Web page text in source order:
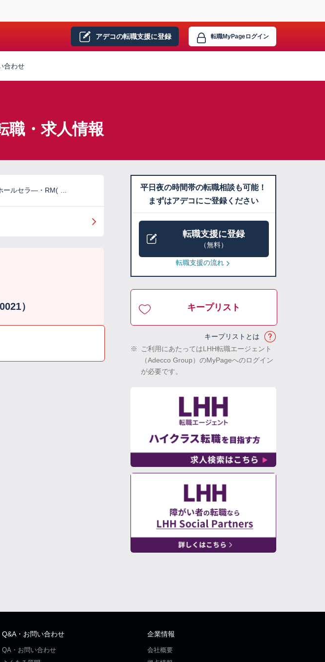
アデコの転職支援に登録 転職MyPageログイン
合わせ
職・求人情報
ールセラ―・RM( …
）
平日夜の時間帯の転職相談も可能！
まずはアデコにご登録ください
転職支援に登録
（無料）
転職支援の流れ
キープリスト
キープリストとは
※
ご利用にあたってはLHH転職エージェント
（Adecco Group）のMyPageへのログイン
が必要です。
Q&A・お問い合わせ
QA・お問い合わせ
企業情報
会社概要